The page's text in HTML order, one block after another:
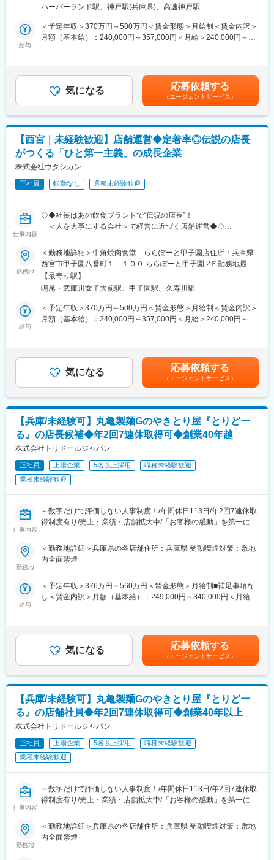
を入れたいのはカフェ業態の創出。一緒にイチからビジネスを立
■頑張りをしっかり評価する社風
■ワークライフバランスも整う
残業は1日1時間程度で、遅番でも21時退勤します。無理なくON
／OFFメリハリつけて働けます。
■長く働ける環境が整っています。
社員のうち1/4超は20年以上勤務しています。中には入社23年目
で3人の子どもがいるという方も。結婚しても、子どもが生まれて
も、安心して働き続けられる環境のためか、会社全体の8割以上が
既婚者です。
変更の範囲：本文参照
率！
◆子ども食堂支援など地域貢献も◎誇りを持って働ける
【業務概要】
創業から一貫して「ひと第一主義」。
アルバイト出身の社長自身が、現場で人の成長が売上につながる
「働く仲間も、お客様も、関わる企業も「ひと」だからこそ、
お互いを尊重し、共に成長し、関わる全ての「ひと」が幸せにな
る。
そんな社長の人柄や考え方に惹かれ、同業他社や本部から入社す
る経営層も多数。
従業員がモチベーションを維持できる評価制度や仕組みが豊富。
離職率は業界平均の約2分の1倍になるまでに成長しました。
があります。
さらに「ひと」への想いは社外へも。
地域の子ども食堂への食材提供支援にも取り組んでいます。
に出店を加速中。
共に店舗をつくる仲間を増やすことが最重要です。
・ホール／キッチン業務
・スタッフ教育、シフト管理
・売上・原価管理
・販促企画、店舗改善
【配属組織について】
1店舗あたり約20名。学生～主婦まで幅広いメンバーが在籍して
います。
特徴は「人を大事にする文化」。
評価項目では店舗の売り上げだけでなく、売り上げがつくられた
プロセスの行動や数値まで評価に入るため、頑張りや成果が見え
る化される仕組みです。
キャリアも明確で、スタッフ→店長→エリアマネージャーへ。
早期昇格も珍しくありません。
煙可能場所あり変更の範囲：会社の定める事業所
ハーバーランド駅、神戸駅(兵庫県)、高速神戸駅
給与
＜予定年収＞370万円～500万円＜賃金形態＞月給制＜賃金内訳＞
月額（基本給）：240,000円～357,000円＜月給＞240,000円～
均年収：514万7000円賃金はあくまでも目安の金額であり、選考
を通じて上下する可能性があります。月給(月額)は固定手当を含め
気になる 応募依頼する
（エージェントサービス）
【西宮｜未経験歓迎】店舗運営◆定着率◎伝説の店長
がつくる「ひと第一主義」の成長企業
株式会社ウタシカン
正社員 転勤なし 業種未経験歓迎
仕事内容
◇◆社長はあの飲食ブランドで“伝説の店長”！
＜人を大事にする会社＞で経営に近づく店舗運営◆◇
＼おすすめPOINT／
◆社長は元アルバイト→全国No.1店長の実績！現場発の育成力
◆評価項目は人としてのスタンスや数字面で細かく設定◎
納得感のある評価で高いモチベーションと業界水準以上の定着
率！
◆子ども食堂支援など地域貢献も◎誇りを持って働ける
【業務概要】
創業から一貫して「ひと第一主義」。
アルバイト出身の社長自身が、現場で人の成長が売上につながる
「働く仲間も、お客様も、関わる企業も「ひと」だからこそ、
お互いを尊重し、共に成長し、関わる全ての「ひと」が幸せにな
る。
そんな社長の人柄や考え方に惹かれ、同業他社や本部から入社す
る経営層も多数。
離職率は業界平均の約2分の1倍になるまでに成長しました。
ブランドごとに実施される大会も積極的に参加し多くの受賞実績
さらに「ひと」への想いは社外へも。
地域の子ども食堂への食材提供支援にも取り組んでいます。
に出店を加速中。
共に店舗をつくる仲間を増やすことが最重要です。
接客・調理からスタートし、少しずつマネジメント経験を積んで
いただきます。
・ホール／キッチン業務
・スタッフ教育、シフト管理
・売上・原価管理
【配属組織について】
1店舗あたり約20名。学生～主婦まで幅広いメンバーが在籍して
特徴は「人を大事にする文化」。
評価項目では店舗の売り上げだけでなく、売り上げがつくられた
キャリアも明確で、スタッフ→店長→エリアマネージャーへ。
早期昇格も珍しくありません。
変更の範囲：会社の定める業務
勤務地
＜勤務地詳細＞牛角焼肉食堂 ららぽーと甲子園店住所：兵庫県
西宮市甲子園八番町１－１００ ららぽーと甲子園 2Ｆ勤務地最寄
駅：阪神電車 阪神本線／甲子園駅受動喫煙対策：敷地内喫煙可能
場所あり変更の範囲：会社の定める事業所
【最寄り駅】
鳴尾・武庫川女子大前駅、甲子園駅、久寿川駅
給与
＜予定年収＞370万円～500万円＜賃金形態＞月給制＜賃金内訳＞
月額（基本給）：240,000円～357,000円＜月給＞240,000円～
均年収：514万7000円賃金はあくまでも目安の金額であり、選考
を通じて上下する可能性があります。月給(月額)は固定手当を含め
気になる 応募依頼する
（エージェントサービス）
【兵庫/未経験可】丸亀製麺Gのやきとり屋『とりどー
る』の店長候補◆年2回7連休取得可◆創業40年越
株式会社トリドールジャパン
正社員 上場企業 5名以上採用
職種未経験歓迎
業種未経験歓迎
仕事内容
～数字だけで評価しない人事制度！/年間休日113日/年2回7連休取
得制度有り/売上・業績・店舗拡大中/「お客様の感動」を第一に考
■業務内容：【変更の範囲：無】
丸亀製麺で有名な当社グループですが、「とりどーる」はグルー
■仕事内容：
・仕込み・調理
・接客
・スタッフの教育
・衛生管理
・売上計画の立案・管理
・新メニューやキャンペーンなどの新たな施策立案
店長の裁量も大きく、店長発案のメニューが全店で採用された
り、店舗イベントの企画運営にも携われます。
■研修制度について：
・入社後／集合研修（現在はリモートにて実施）
まずは当社グループの企業理解を深める為に、座学にて経営理念
や社内規定等について学びます。
・約半年程度／実店舗での研修
実際の営業店舗へ仮配属、店店を目指して、調理・接客・労務管
■キャリアパス：
評価は自己評価と他者２名の評価で決まる為、公平性が担保され
勤務地
＜勤務地詳細＞兵庫県の各店舗住所：兵庫県 受動喫煙対策：敷地
内全面禁煙
給与
＜予定年収＞376万円～560万円＜賃金形態＞月給制■補足事項な
し＜賃金内訳＞月額（基本給）：249,000円～340,000円＜月給＞
※残業代は1分単位で100%支給■昇給・賞与：年2回（6月・12
月）■インセンティブ制度：年2回※業績連動・昨年度支給実績2回
賃金はあくまでも目安の金額であり、選考を通じて上下する可能
性があります。月給(月額)は固定手当を含めた表記です。
気になる 応募依頼する
（エージェントサービス）
【兵庫/未経験可】丸亀製麺Gのやきとり屋『とりどー
る』の店舗社員◆年2回7連休取得可◆創業40年以上
株式会社トリドールジャパン
正社員 上場企業 5名以上採用
職種未経験歓迎
業種未経験歓迎
仕事内容
～数字だけで評価しない人事制度！/年間休日113日/年2回7連休取
得制度有り/売上・業績・店舗拡大中/「お客様の感動」を第一に考
■業務内容：【変更の範囲：無】
丸亀製麺で有名な当社グループですが、「とりどーる」はグルー
勤務地
＜勤務地詳細＞兵庫県の各店舗住所：兵庫県 受動喫煙対策：敷地
内全面禁煙